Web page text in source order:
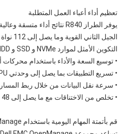
تعظيم أداء أعباء العمل المتطلبة
التكوين الأمثل لموارد NVMe و SSD و HDD و GPU لمعالجة أعباء العمل الأكثر تطلبًا - كل ذلك في هيكل 2U.
• توسيع السعة والأداء باستخدام محركات أقراص ثابتة
• تسريع التطبيقات بما يصل إلى وحدتي GPU مزدوجي العرض أو ما يصل إلى 2 FPGA.
• سرعة نقل البيانات من خلال ربط المسار
• تخلص من الاختناقات مع ما يصل إلى 48 وحدة ذاكرة مضمنة مزدوجة ، بما في ذلك ما يصل إلى 24 PMems أو 12 NVDIMMs.
قم بأتمتة المهام اليومية باستخدام Dell EMC OpenManage